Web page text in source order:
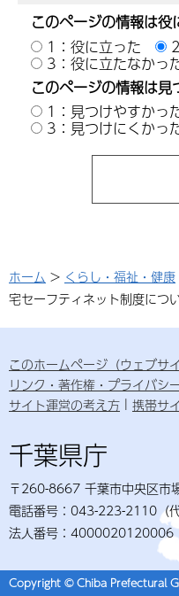
このページの情報は役
1：役に立った
3：役に立たなかっ
このページの情報は見
1：見つけやすかっ
3：見つけにくかっ
ホーム > くらし・福祉・健康
宅セーフティネット制度につ
このホームページ（ウェブサ
リンク・著作権・プライバシ
サイト運営の考え方
携帯サ
千葉県庁
〒260-8667 千葉市中央区市
電話番号：043-223-2110（
法人番号：4000020120006
Copyright © Chiba Prefectural